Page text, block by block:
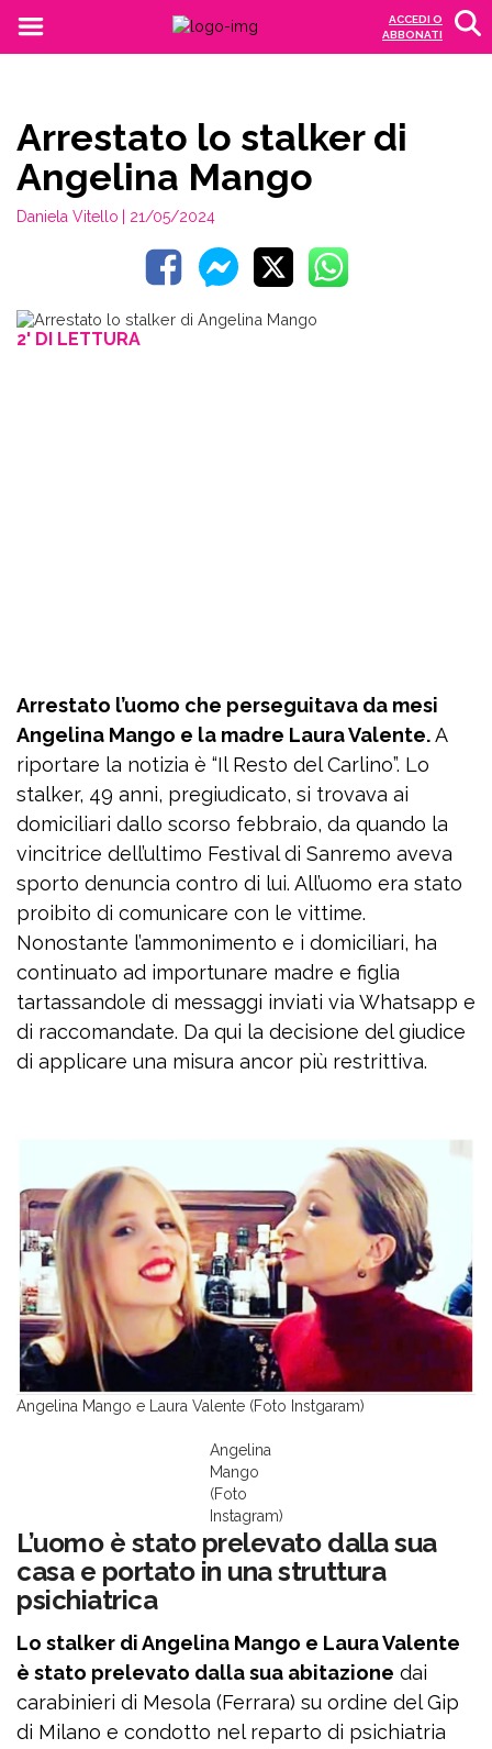
ACCEDI O
ABBONATI
Arrestato lo stalker di
Angelina Mango
Daniela Vitello | 21/05/2024
2' DI LETTURA
Arrestato l’uomo che perseguitava da mesi
Angelina Mango e la madre Laura Valente.A
riportare la notizia è “Il Resto del Carlino”. Lo
stalker, 49 anni, pregiudicato, si trovava ai
domiciliari dallo scorso febbraio, da quando la
vincitrice dell’ultimo Festival di Sanremo aveva
sporto denuncia contro di lui. All’uomo era stato
proibito di comunicare con le vittime.
Nonostante l’ammonimento e i domiciliari, ha
continuato ad importunare madre e figlia
tartassandole di messaggi inviati via Whatsapp e
di raccomandate. Da qui la decisione del giudice
di applicare una misura ancor più restrittiva.
Angelina Mango e Laura Valente (Foto Instgaram)
Angelina
Mango
(Foto
Instagram)
L’uomo è stato prelevato dalla sua
casa e portato in una struttura
psichiatrica
Lo stalker di Angelina Mango e Laura Valente
è stato prelevato dalla sua abitazione dai
carabinieri di Mesola (Ferrara) su ordine del Gip
di Milano e condotto nel reparto di psichiatria